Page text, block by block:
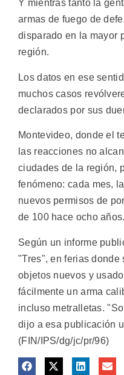
Y mientras tanto la
armas de fuego de
disparado en la mayor
región.
Los datos en ese
muchos casos
declarados por sus
Montevideo, donde el
las reacciones no
ciudades de la región,
fenómeno: cada mes,
nuevos permisos de
de 100 hace ocho años.
Según un informe
"Tres", en ferias donde
objetos nuevos y
fácilmente un arma
incluso metralletas.
dijo a esa publicación
(FIN/IPS/dg/jc/pr/96)